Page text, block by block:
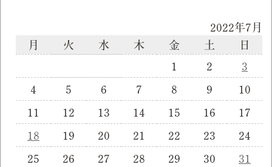
2022年7月
月
火 水 木 金 土
日
1
2
3
4
5 6 7 8 9
10
11
12 13 14 15 16
17
18
19 20 21 22 23
24
25
26 27 28 29 30 31